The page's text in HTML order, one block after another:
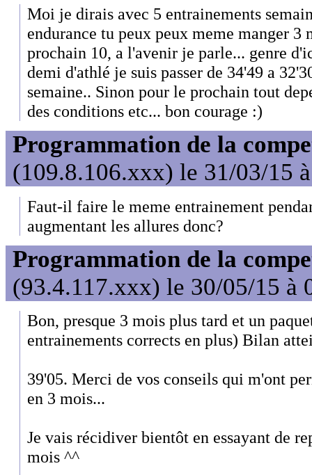
Moi je dirais avec 5 entrainements
endurance tu peux peux meme manger 3
prochain 10, a l'avenir je parle... genre
demi d'athlé je suis passer de 34'49 a
semaine.. Sinon pour le prochain tout
des conditions etc... bon courage :)
Programmation de la
(109.8.106.xxx) le 31/03/15
Faut-il faire le meme entrainement
augmentant les allures donc?
Programmation de la
(93.4.117.xxx) le 30/05/15 à
Bon, presque 3 mois plus tard et un
entrainements corrects en plus) Bilan
39'05. Merci de vos conseils qui m'ont
en 3 mois...
Je vais récidiver bientôt en essayant de
mois ^^